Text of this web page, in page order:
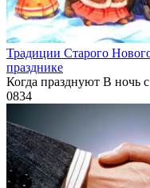
Традиции Старого
празднике
Когда празднуют В ночь
0834